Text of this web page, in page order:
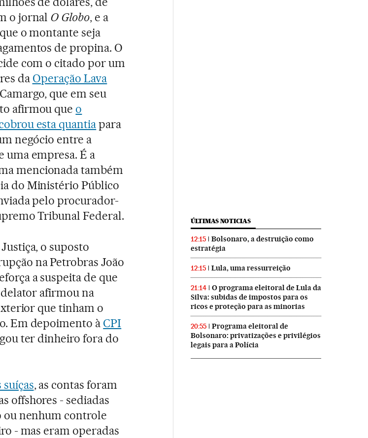
o jornal O Globo, e a
o montante seja
de propina. O
com o citado por um
da Operação Lava
que em seu
afirmou que o
esta quantiapara
negócio entre a
uma empresa. É a
mencionada também
do Ministério Público
pelo procurador-
Tribunal Federal.
o suposto
na Petrobras João
a suspeita de que
delator afirmou na
que tinham o
Em depoimento à CPI
ter dinheiro fora do
, as contas foram
offshores - sediadas
ou nenhum controle
- mas eram operadas
ÚLTIMAS NOTICIAS
12:15
Bolsonaro, a destruição como
estratégia
12:15 Lula, uma ressurreição
21:14
O programa eleitoral de Lula da
Silva: subidas de impostos para os
ricos e proteção para as minorias
20:55
Programa eleitoral de
Bolsonaro: privatizações e privilégios
legais para a Polícia